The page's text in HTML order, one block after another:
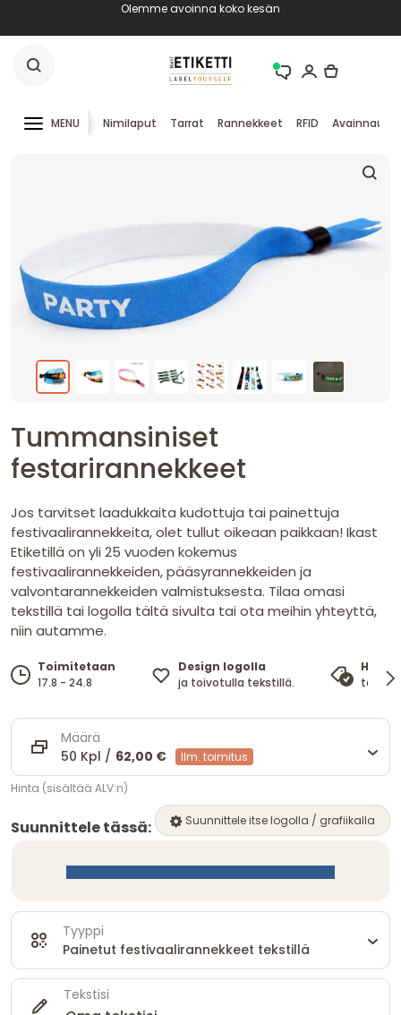
Olemme avoinna koko kesän
MENU Nimilaput Tarrat Rannekkeet RFID
Tummansiniset
festarirannekkeet
Jos tarvitset laadukkaita kudottuja tai painettuja
festivaalirannekkeita, olet tullut oikeaan paikkaan! Ikast
Etiketillä on yli 25 vuoden kokemus
festivaalirannekkeiden, pääsyrannekkeiden ja
valvontarannekkeiden valmistuksesta. Tilaa omasi
tekstillä tai logolla tältä sivulta tai ota meihin yhteyttä,
niin autamme.
Toimitetaan
17.8 - 24.8
Design logolla
ja toivotulla tekstillä.
takaa
Määrä
50 Kpl / 62,00 € Ilm. toimitus
Hinta (sisältää ALV:n)
Suunnittele tässä: Suunnittele itse logolla / grafiikalla
Tyyppi
Painetut festivaalirannekkeet tekstillä
Tekstisi